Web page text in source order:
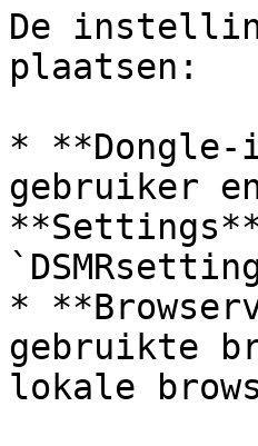
De
plaatsen:
*
gebruiker
*
gebruikte
lokale